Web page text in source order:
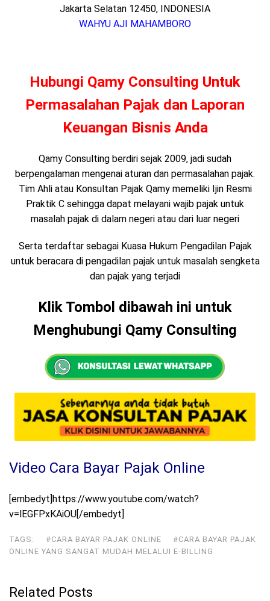
Jakarta Selatan 12450, INDONESIA
WAHYU AJI MAHAMBORO
Hubungi Qamy Consulting Untuk
Permasalahan Pajak dan Laporan
Keuangan Bisnis Anda
Qamy Consulting berdiri sejak 2009, jadi sudah
berpengalaman mengenai aturan dan permasalahan pajak.
Tim Ahli atau Konsultan Pajak Qamy memeliki Ijin Resmi
Praktik C sehingga dapat melayani wajib pajak untuk
masalah pajak di dalam negeri atau dari luar negeri
Serta terdaftar sebagai Kuasa Hukum Pengadilan Pajak
untuk beracara di pengadilan pajak untuk masalah sengketa
dan pajak yang terjadi
Klik Tombol dibawah ini untuk
Menghubungi Qamy Consulting
Video Cara Bayar Pajak Online
[embedyt]https://www.youtube.com/watch?
v=lEGFPxKAiOU[/embedyt]
TAGS: #CARA BAYAR PAJAK ONLINE
#CARA BAYAR PAJAK
ONLINE YANG SANGAT MUDAH MELALUI E-BILLING
Related Posts